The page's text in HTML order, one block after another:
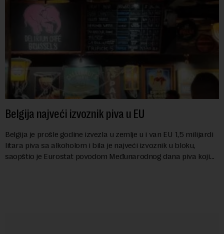
Belgija najveći izvoznik piva u EU
Belgija je prošle godine izvezla u zemlje u i van EU 1,5 milijardi
litara piva sa alkoholom i bila je najveći izvoznik u bloku,
saopštio je Eurostat povodom Međunarodnog dana piva koji